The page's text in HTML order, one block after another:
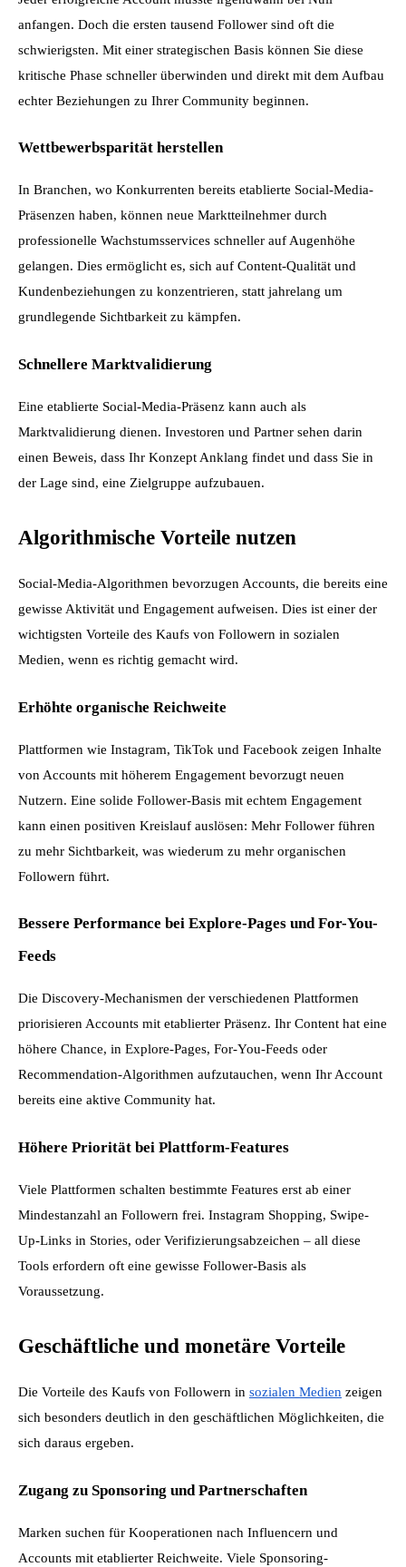
anfangen. Doch die ersten tausend Follower sind oft die
schwierigsten. Mit einer strategischen Basis können Sie diese
kritische Phase schneller überwinden und direkt mit dem Aufbau
echter Beziehungen zu Ihrer Community beginnen.
Wettbewerbsparität herstellen
In Branchen, wo Konkurrenten bereits etablierte Social-Media-
Präsenzen haben, können neue Marktteilnehmer durch
professionelle Wachstumsservices schneller auf Augenhöhe
gelangen. Dies ermöglicht es, sich auf Content-Qualität und
Kundenbeziehungen zu konzentrieren, statt jahrelang um
grundlegende Sichtbarkeit zu kämpfen.
Schnellere Marktvalidierung
Eine etablierte Social-Media-Präsenz kann auch als
Marktvalidierung dienen. Investoren und Partner sehen darin
einen Beweis, dass Ihr Konzept Anklang findet und dass Sie in
der Lage sind, eine Zielgruppe aufzubauen.
Algorithmische Vorteile nutzen
Social-Media-Algorithmen bevorzugen Accounts, die bereits eine
gewisse Aktivität und Engagement aufweisen. Dies ist einer der
wichtigsten Vorteile des Kaufs von Followern in sozialen
Medien, wenn es richtig gemacht wird.
Erhöhte organische Reichweite
Plattformen wie Instagram, TikTok und Facebook zeigen Inhalte
von Accounts mit höherem Engagement bevorzugt neuen
Nutzern. Eine solide Follower-Basis mit echtem Engagement
kann einen positiven Kreislauf auslösen: Mehr Follower führen
zu mehr Sichtbarkeit, was wiederum zu mehr organischen
Followern führt.
Bessere Performance bei Explore-Pages und For-You-
Feeds
Die Discovery-Mechanismen der verschiedenen Plattformen
priorisieren Accounts mit etablierter Präsenz. Ihr Content hat eine
höhere Chance, in Explore-Pages, For-You-Feeds oder
Recommendation-Algorithmen aufzutauchen, wenn Ihr Account
bereits eine aktive Community hat.
Höhere Priorität bei Plattform-Features
Viele Plattformen schalten bestimmte Features erst ab einer
Mindestanzahl an Followern frei. Instagram Shopping, Swipe-
Up-Links in Stories, oder Verifizierungsabzeichen – all diese
Tools erfordern oft eine gewisse Follower-Basis als
Voraussetzung.
Geschäftliche und monetäre Vorteile
Die Vorteile des Kaufs von Followern in sozialen Medien zeigen
sich besonders deutlich in den geschäftlichen Möglichkeiten, die
sich daraus ergeben.
Zugang zu Sponsoring und Partnerschaften
Marken suchen für Kooperationen nach Influencern und
Accounts mit etablierter Reichweite. Viele Sponsoring-